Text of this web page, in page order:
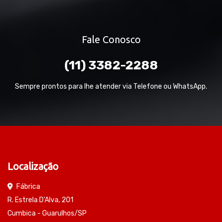
Fale Conosco
(11) 3382-2288
Sempre prontos para lhe atender via Telefone ou WhatsApp.
Localização
Fábrica
R. Estrela D'Alva, 201
Cumbica - Guarulhos/SP